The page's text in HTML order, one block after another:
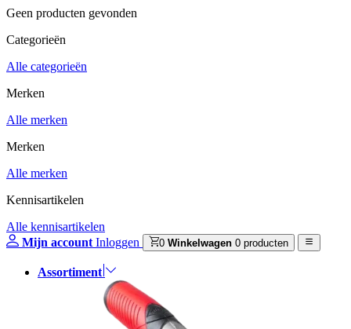
Geen producten gevonden
Categorieën
Alle categorieën
Merken
Alle merken
Merken
Alle merken
Kennisartikelen
Alle kennisartikelen
Mijn account Inloggen 0 Winkelwagen 0 producten
Assortiment